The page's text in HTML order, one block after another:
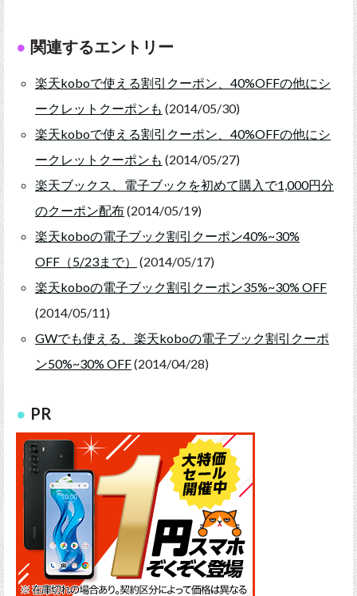
関連するエントリー
楽天koboで使える割引クーポン、40%OFFの他にシ
ークレットクーポンも (2014/05/30)
楽天koboで使える割引クーポン、40%OFFの他にシ
ークレットクーポンも (2014/05/27)
楽天ブックス、電子ブックを初めて購入で1,000円分
のクーポン配布(2014/05/19)
楽天koboの電子ブック割引クーポン40%~30%
OFF（5/23まで）
(2014/05/17)
楽天koboの電子ブック割引クーポン35%~30% OFF
(2014/05/11)
GWでも使える、楽天koboの電子ブック割引クーポ
ン50%~30% OFF(2014/04/28)
PR